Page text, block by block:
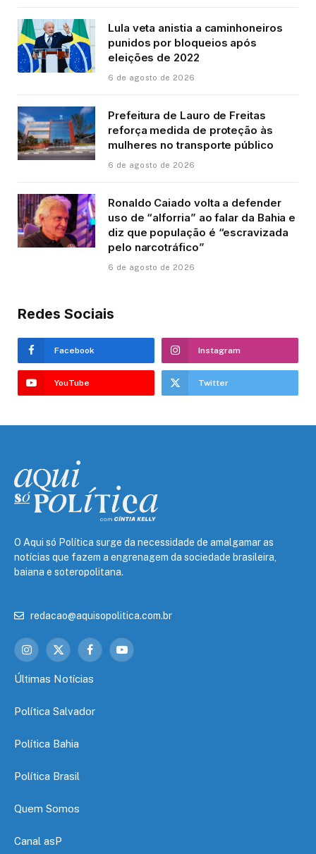
Lula veta anistia a caminhoneiros
punidos por bloqueios após
eleições de 2022
6 de agosto de 2026
Prefeitura de Lauro de Freitas
reforça medida de proteção às
mulheres no transporte público
6 de agosto de 2026
Ronaldo Caiado volta a defender
uso de “alforria” ao falar da Bahia e
diz que população é “escravizada
pelo narcotráfico”
6 de agosto de 2026
Redes Sociais
Facebook Instagram
YouTube Twitter
O Aqui só Política surge da necessidade de amalgamar as
notícias que fazem a engrenagem da sociedade brasileira,
baiana e soteropolitana.
redacao@aquisopolitica.com.br
Instagram
X
FacebookYouTube
Últimas Notícias
Política Salvador
Política Bahia
Política Brasil
Quem Somos
Canal asP